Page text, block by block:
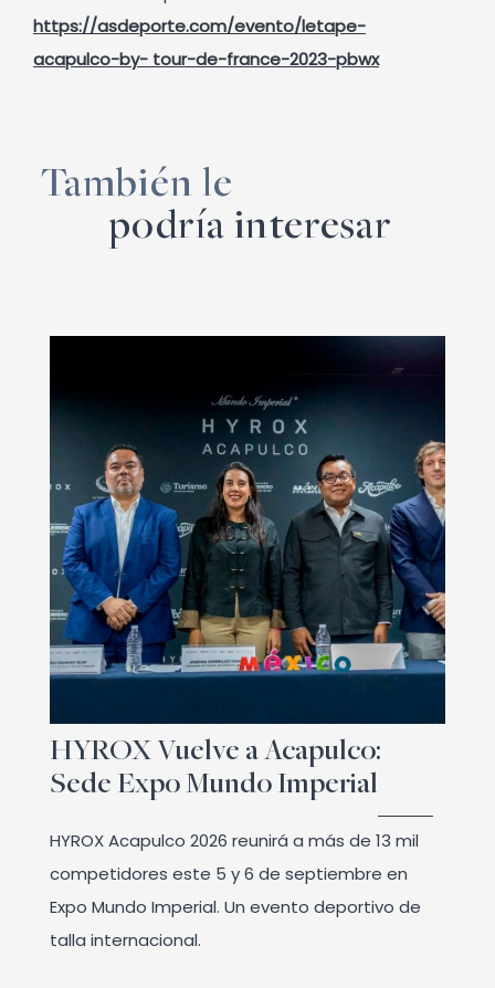
https://asdeporte.com/evento/letape-
acapulco-by- tour-de-france-2023-pbwx
También le
podría interesar
HYROX Vuelve a Acapulco:
Sede Expo Mundo Imperial
HYROX Acapulco 2026 reunirá a más de 13 mil
competidores este 5 y 6 de septiembre en
Expo Mundo Imperial. Un evento deportivo de
talla internacional.